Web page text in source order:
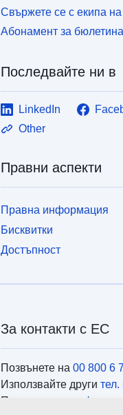
Свържете се с екипа
Абонамент за бюлетина
Последвайте ни в
LinkedIn
Other
Правни аспекти
Правна информация
Бисквитки
Достъпност
За контакти с ЕС
Позвънете на 00 800 6
Използвайте други
Пишете ни чрез